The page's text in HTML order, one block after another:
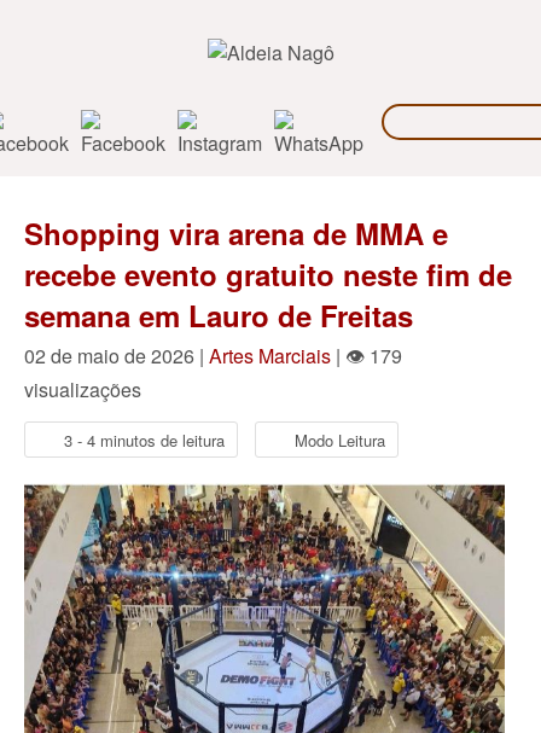
Shopping vira arena de MMA e
recebe evento gratuito neste fim de
semana em Lauro de Freitas
02 de maio de 2026 | Artes Marciais | 👁 179
visualizações
3 - 4 minutos de leitura Modo Leitura